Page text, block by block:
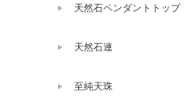
天然石ペンダントトップ
天然石連
至純天珠